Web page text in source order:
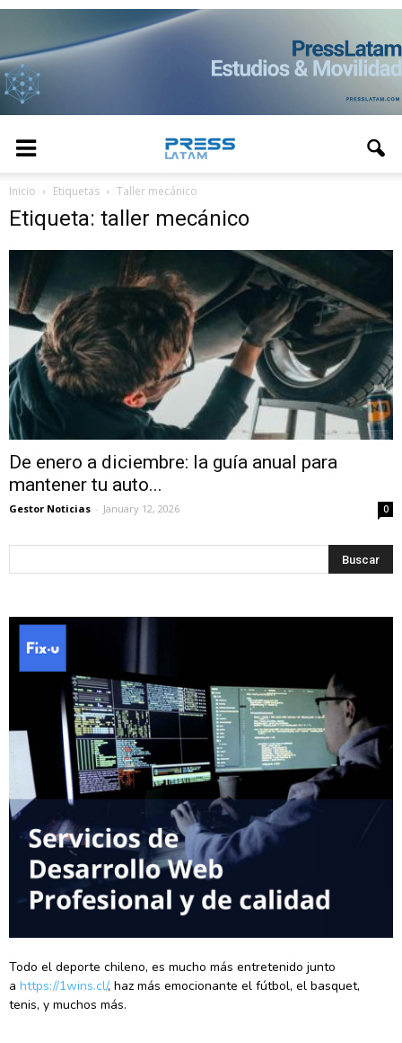
Inicio Etiquetas Taller mecánico
Etiqueta: taller mecánico
De enero a diciembre: la guía anual para
mantener tu auto...
Gestor Noticias - January 12, 2026 0
Todo el deporte chileno, es mucho más entretenido junto
a https://1wins.cl/, haz más emocionante el fútbol, el basquet,
tenis, y muchos más.